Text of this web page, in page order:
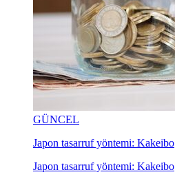
GÜNCEL
Japon tasarruf yöntemi: Kakeibo
Japon tasarruf yöntemi: Kakeibo